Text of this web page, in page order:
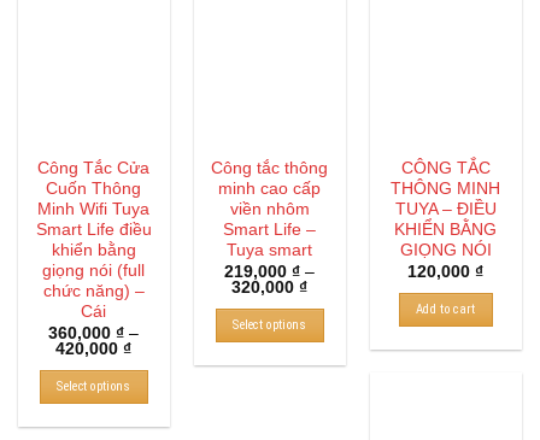
Công Tắc Cửa
Cuốn Thông
Minh Wifi Tuya
Smart Life điều
khiển bằng
giọng nói (full
chức năng) –
Cái
360,000₫ –
420,000₫
Select options
Công tắc thông
minh cao cấp
viền nhôm
Smart Life –
Tuya smart
219,000₫ –
320,000₫
Select options
CÔNG TẮC
THÔNG MINH
TUYA – ĐIỀU
KHIỂN BẰNG
GIỌNG NÓI
120,000₫
Add to cart